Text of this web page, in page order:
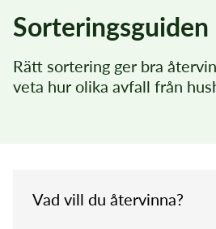
Vad
Sorteringsguiden
Rätt sortering ger bra
veta hur olika avfall från
Vad vill du återvinna?